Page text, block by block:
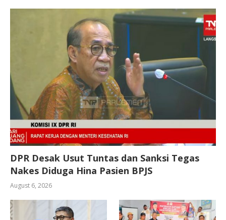
DPR Desak Usut Tuntas dan Sanksi Tegas
Nakes Diduga Hina Pasien BPJS
August 6, 2026